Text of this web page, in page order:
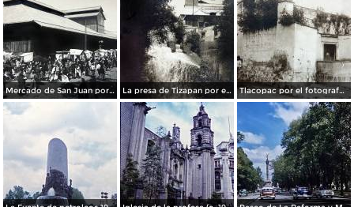
Mercado de San Juan por el fotografo Felix Miret La presa de Tizapan por el fotografo Fernando Kososky. ( Circulada el 22 de Diembre de 1910 ). Tlacopac por el fotografo Hugo Brehme.